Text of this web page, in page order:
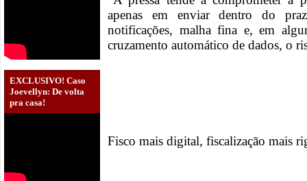
EXCLUSIVO! Caso
Joevellyn: De volta
pra casa!
apenas em enviar dentro do
notificações, malha fina e, em
cruzamento automático de dados, o
Fisco mais digital, fiscalização mais